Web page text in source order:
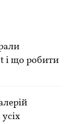
і що робити